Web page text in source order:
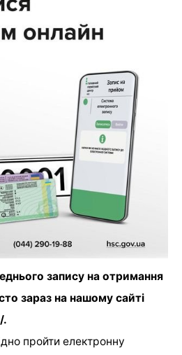
запису на отримання
зараз на нашому сайті
.
пройти електронну